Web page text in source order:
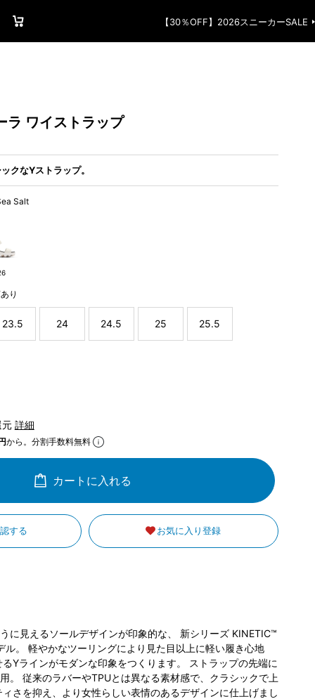
【30％OFF】2026スニーカーSALE
ラ ワイストラップ
クなYストラップ。
Salt
り
23.5 24 24.5 25 25.5
詳細
から。分割手数料無料
カートに入れる
する お気に入り登録
に見えるソールデザインが印象的な、 新シリーズ KINETIC™
ル。 軽やかなツーリングにより見た目以上に軽い履き心地
Yラインがモダンな印象をつくります。 ストラップの先端に
。 従来のラバーやTPUとは異なる素材感で、クラシックで上
さを抑え、より女性らしい表情のあるデザインに仕上げまし